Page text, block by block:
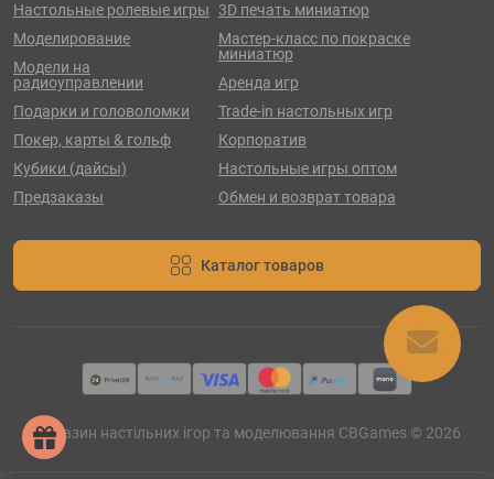
Настольные ролевые игры
Моделирование
Модели на
радиоуправлении
Подарки и головоломки
Покер, карты & гольф
Кубики (дайсы)
Предзаказы
3D печать миниатюр
Мастер-класс по покраске
миниатюр
Аренда игр
Trade-in настольных игр
Корпоратив
Настольные игры оптом
Обмен и возврат товара
Каталог товаров
Магазин настільних ігор та моделювання CBGames © 2026